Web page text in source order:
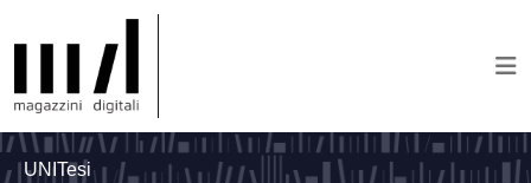
UNITesi